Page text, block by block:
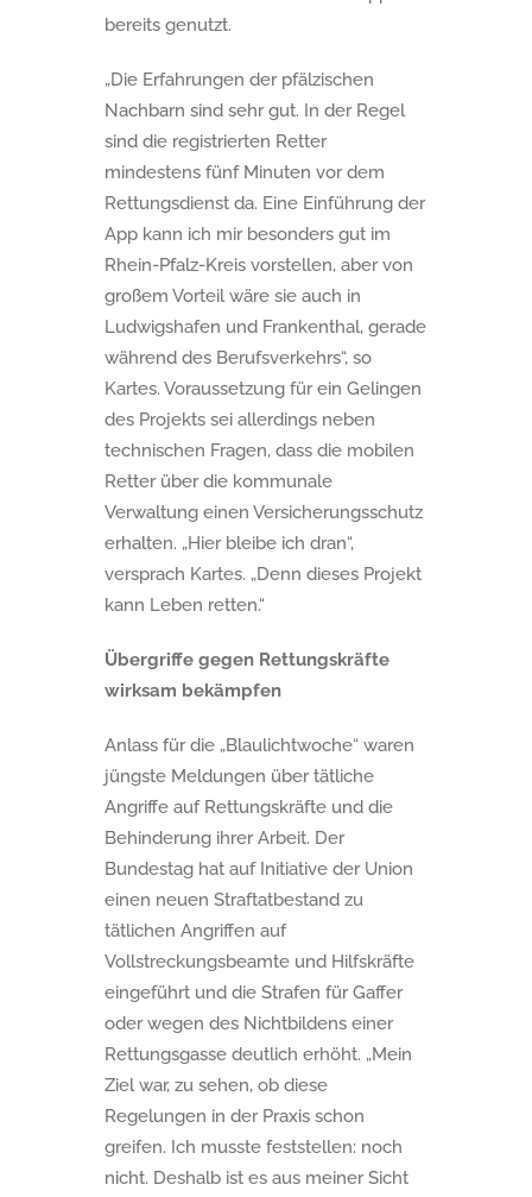
bereits genutzt.
„Die Erfahrungen der pfälzischen
Nachbarn sind sehr gut. In der Regel
sind die registrierten Retter
mindestens fünf Minuten vor dem
Rettungsdienst da. Eine Einführung der
App kann ich mir besonders gut im
Rhein-Pfalz-Kreis vorstellen, aber von
großem Vorteil wäre sie auch in
Ludwigshafen und Frankenthal, gerade
während des Berufsverkehrs“, so
Kartes. Voraussetzung für ein Gelingen
des Projekts sei allerdings neben
technischen Fragen, dass die mobilen
Retter über die kommunale
Verwaltung einen Versicherungsschutz
erhalten. „Hier bleibe ich dran“,
versprach Kartes. „Denn dieses Projekt
kann Leben retten.“
Übergriffe gegen Rettungskräfte
wirksam bekämpfen
Anlass für die „Blaulichtwoche“ waren
jüngste Meldungen über tätliche
Angriffe auf Rettungskräfte und die
Behinderung ihrer Arbeit. Der
Bundestag hat auf Initiative der Union
einen neuen Straftatbestand zu
tätlichen Angriffen auf
Vollstreckungsbeamte und Hilfskräfte
eingeführt und die Strafen für Gaffer
oder wegen des Nichtbildens einer
Rettungsgasse deutlich erhöht. „Mein
Ziel war, zu sehen, ob diese
Regelungen in der Praxis schon
greifen. Ich musste feststellen: noch
nicht. Deshalb ist es aus meiner Sicht